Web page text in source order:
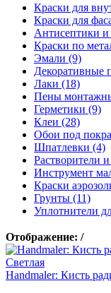
Краски для
Краски для
Антисептики
Краски по
Эмали (9)
Декоративные
Лаки (18)
Пены
Герметики (9)
Клеи (28)
Обои под
Шпатлевки (4)
Растворители
Инструмент
Краски
Грунты (11)
Уплотнители
Отображение: /
Handmaler: Кисть